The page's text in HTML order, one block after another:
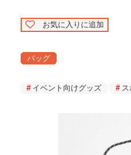
お気に入りに追加
バッグ
イベント向けグッズ